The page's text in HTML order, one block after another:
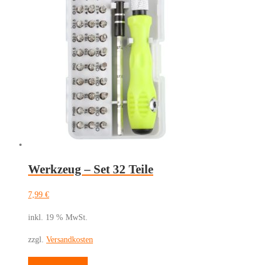
Werkzeug – Set 32 Teile
7,99 €
inkl. 19 % MwSt.
zzgl. Versandkosten